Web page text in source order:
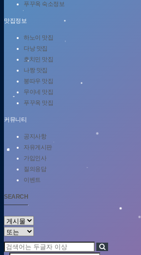
푸꾸옥 숙소정보
맛집정보
하노이 맛집
다낭 맛집
호치민 맛집
나짱 맛집
붕따우 맛집
무이네 맛집
푸꾸옥 맛집
커뮤니티
공지사항
자유게시판
가입인사
질의응답
이벤트
SEARCH